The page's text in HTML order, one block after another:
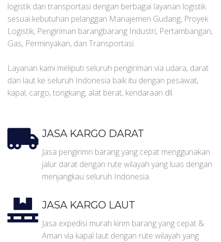
logistik dan transportasi dengan berbagai layanan logistik
sesuai kebutuhan pelanggan Manajemen Gudang, Proyek
Logistik, Pengiriman barangbarang Industri, Pertambangan,
Gas, Perminyakan, dan Transportasi.
Layanan kami meliputi seluruh pengiriman via udara, darat
dan laut ke seluruh Indonesia baik itu dengan pesawat,
kapal, cargo, tongkang, alat berat, kendaraan dll.
JASA KARGO DARAT
Jasa pengirimn barang yang cepat menggunakan
jalur darat dengan rute wilayah yang luas dengan
menjangkau seluruh Indonesia.
JASA KARGO LAUT
Jasa expedisi murah kirim barang yang cepat &
Aman via kapal laut dengan rute wilayah yang